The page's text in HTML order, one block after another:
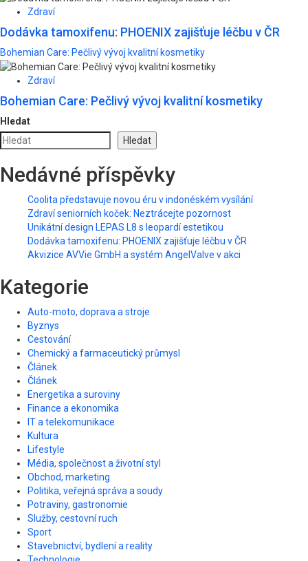
Zdraví
Dodávka tamoxifenu: PHOENIX zajišťuje léčbu v ČR
Bohemian Care: Pečlivý vývoj kvalitní kosmetiky
Zdraví
Bohemian Care: Pečlivý vývoj kvalitní kosmetiky
Hledat
Hledat
Nedávné příspěvky
Coolita představuje novou éru v indonéském vysílání
Zdraví seniorních koček: Neztrácejte pozornost
Unikátní design LEPAS L8 s leopardí estetikou
Dodávka tamoxifenu: PHOENIX zajišťuje léčbu v ČR
Akvizice AVVie GmbH a systém AngelValve v akci
Kategorie
Auto-moto, doprava a stroje
Byznys
Cestování
Chemický a farmaceutický průmysl
Článek
Článek
Energetika a suroviny
Finance a ekonomika
IT a telekomunikace
Kultura
Lifestyle
Média, společnost a životní styl
Obchod, marketing
Politika, veřejná správa a soudy
Potraviny, gastronomie
Služby, cestovní ruch
Sport
Stavebnictví, bydlení a reality